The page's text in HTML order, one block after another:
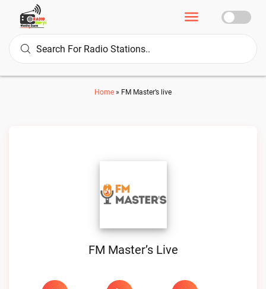
Home » FM Master’s live
FM Master’s Live